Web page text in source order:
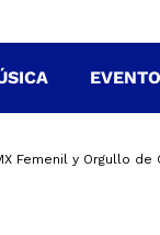
Femenil y Orgullo de